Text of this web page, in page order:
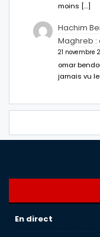
moins […]
Hachim
Maghreb :
21 novembre
omar
jamais vu
En direct